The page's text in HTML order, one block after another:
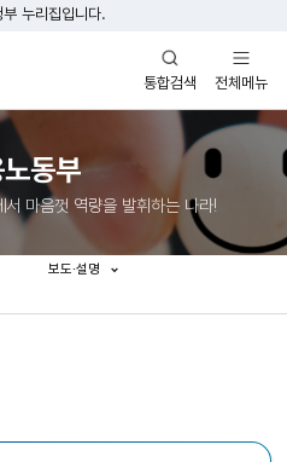
누리집입니다.
통합검색
열기
전체메뉴
열기
동부
마음껏 역량을 발휘하는 나라!
보도·설명